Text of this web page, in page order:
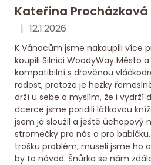
Kateřina Procházková
Hodnocení obchodu je 5 z 5
| 12.1.2026
K Vánocům jsme nakoupili více
koupili Silnici WoodyWay Město
kompatibilní s dřevěnou
radost, protože je hezky
drží u sebe a myslím, že i vydrží
dcerce jsme poridili látkovou
jsem já sloužil a ještě úchopový
stromečky pro nás a pro
trošku problém, museli jsme ho
by to návod. Šnůrka se nám